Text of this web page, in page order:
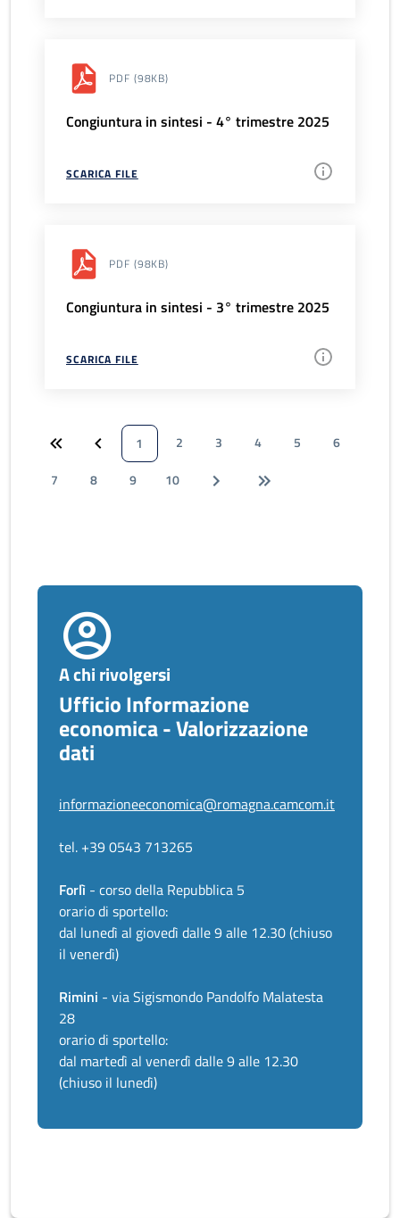
PDF (98KB)
Congiuntura in sintesi - 4° trimestre 2025
SCARICA FILE
PDF (98KB)
Congiuntura in sintesi - 3° trimestre 2025
SCARICA FILE
1 2 3 4 5
6
7
8 9 10
A chi rivolgersi
Ufficio Informazione
economica - Valorizzazione
dati
informazioneeconomica@romagna.camcom.it
tel. +39 0543 713265
Forlì - corso della Repubblica 5
orario di sportello:
dal lunedì al giovedì dalle 9 alle 12.30 (chiuso
il venerdì)
Rimini - via Sigismondo Pandolfo Malatesta
28
orario di sportello:
dal martedì al venerdì dalle 9 alle 12.30
(chiuso il lunedì)